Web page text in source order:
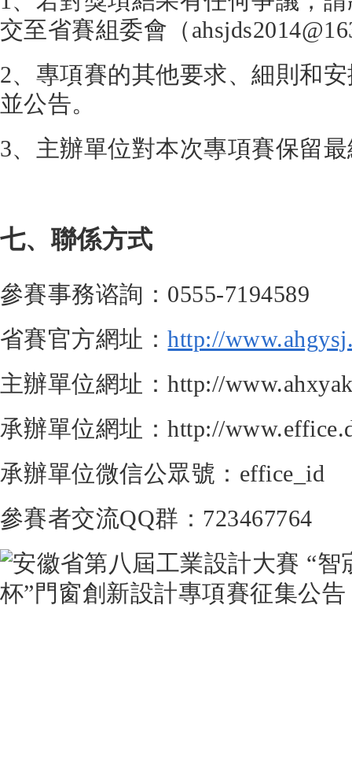
交至省賽組委會（
2、專項賽的其他要求、細則和
並公告。
3、主辦單位對本次專項賽保留
七、聯係方式
參賽事務谘詢：0555-7194589
省賽官方網址：http://
主辦單位網址：http://
承辦單位網址：http://
承辦單位微信公眾號：effice_id
參賽者交流QQ群：723467764